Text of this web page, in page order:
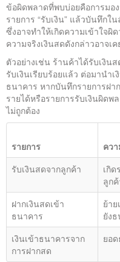
ข้อผิดพลาดที่พบบ่อยคือการมอ
รายการ “รับเงิน” แล้วบันทึก
ซึ่งอาจทำให้เกิดความเข้าใจผิ
ความจริงเงินสดดังกล่าวอาจ
ตัวอย่างเช่น ร้านค้าได้รับเงิน
รับเงินเรียบร้อยแล้ว ต่อมานำ
ธนาคาร หากบันทึกรายการฝา
รายได้หรือรายการรับเงินผิด
ไม่ถูกต้อง
รายการ คว
รับเงินสดจากลูกค้า
เกิด
ลูก
ฝากเงินสดเข้า
ธนาคาร
ย้า
ยัง
เงินเข้าธนาคารจาก
การฝากสด
ยอ